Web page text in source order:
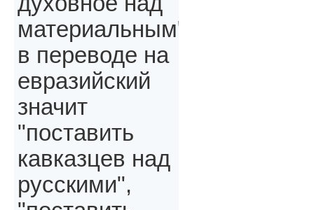
материальным"
в переводе на
евразийский
значит
"поставить
кавказцев над
русскими",